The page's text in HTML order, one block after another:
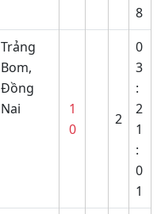
8
Trảng
Bom,
Đồng
Nai
1
0
2
0
3
:
2
1
:
0
1